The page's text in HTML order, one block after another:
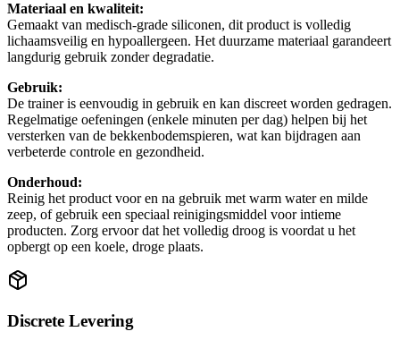
Materiaal en kwaliteit:
Gemaakt van medisch-grade siliconen, dit product is volledig
lichaamsveilig en hypoallergeen. Het duurzame materiaal garandeert
langdurig gebruik zonder degradatie.
Gebruik:
De trainer is eenvoudig in gebruik en kan discreet worden gedragen.
Regelmatige oefeningen (enkele minuten per dag) helpen bij het
versterken van de bekkenbodemspieren, wat kan bijdragen aan
verbeterde controle en gezondheid.
Onderhoud:
Reinig het product voor en na gebruik met warm water en milde
zeep, of gebruik een speciaal reinigingsmiddel voor intieme
producten. Zorg ervoor dat het volledig droog is voordat u het
opbergt op een koele, droge plaats.
Discrete Levering